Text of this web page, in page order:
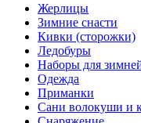
Жерлицы
Зимние снасти
Кивки (сторожки)
Ледобуры
Наборы для
Одежда
Приманки
Сани волокуши и